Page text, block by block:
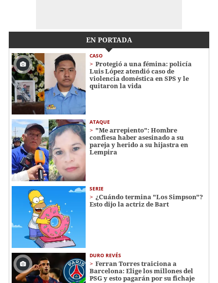
EN PORTADA
CASO
Protegió a una fémina: policía
Luis López atendió caso de
violencia doméstica en SPS y le
quitaron la vida
ATAQUE
"Me arrepiento": Hombre
confiesa haber asesinado a su
pareja y herido a su hijastra en
Lempira
SERIE
¿Cuándo termina "Los Simpson"?
Esto dijo la actriz de Bart
DURO REVÉS
Ferran Torres traiciona a
Barcelona: Elige los millones del
PSG y esto pagarán por su fichaje